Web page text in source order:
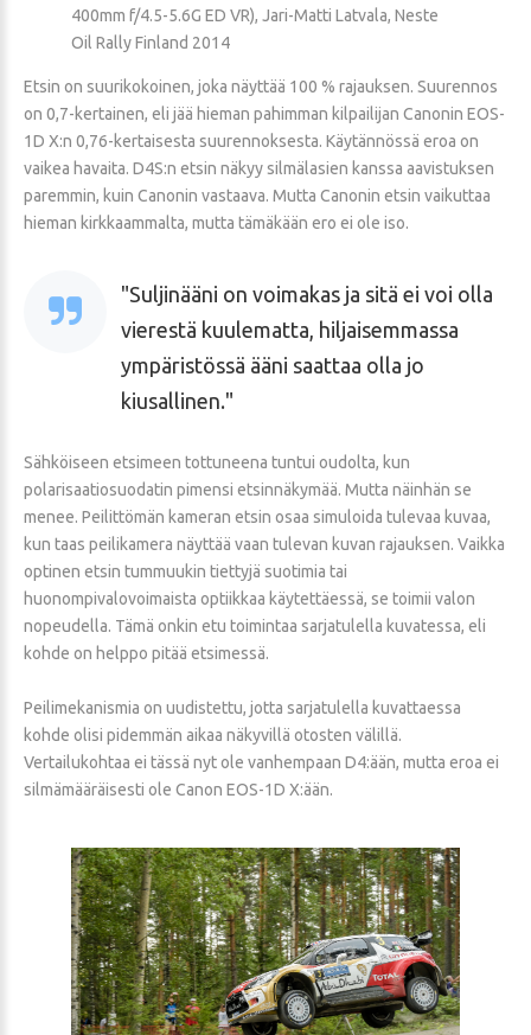
400mm f/4.5-5.6G ED VR), Jari-Matti Latvala, Neste
Oil Rally Finland 2014
Etsin on suurikokoinen, joka näyttää 100 % rajauksen. Suurennos
on 0,7-kertainen, eli jää hieman pahimman kilpailijan Canonin EOS-
1D X:n 0,76-kertaisesta suurennoksesta. Käytännössä eroa on
vaikea havaita. D4S:n etsin näkyy silmälasien kanssa aavistuksen
paremmin, kuin Canonin vastaava. Mutta Canonin etsin vaikuttaa
hieman kirkkaammalta, mutta tämäkään ero ei ole iso.
Suljinääni on voimakas ja sitä ei voi olla
vierestä kuulematta, hiljaisemmassa
ympäristössä ääni saattaa olla jo
kiusallinen.
Sähköiseen etsimeen tottuneena tuntui oudolta, kun
polarisaatiosuodatin pimensi etsinnäkymää. Mutta näinhän se
menee. Peilittömän kameran etsin osaa simuloida tulevaa kuvaa,
kun taas peilikamera näyttää vaan tulevan kuvan rajauksen. Vaikka
optinen etsin tummuukin tiettyjä suotimia tai
huonompivalovoimaista optiikkaa käytettäessä, se toimii valon
nopeudella. Tämä onkin etu toimintaa sarjatulella kuvatessa, eli
kohde on helppo pitää etsimessä.
Peilimekanismia on uudistettu, jotta sarjatulella kuvattaessa
kohde olisi pidemmän aikaa näkyvillä otosten välillä.
Vertailukohtaa ei tässä nyt ole vanhempaan D4:ään, mutta eroa ei
silmämääräisesti ole Canon EOS-1D X:ään.